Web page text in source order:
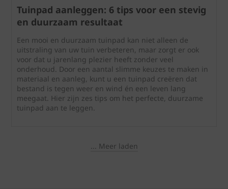
Tuinpad aanleggen: 6 tips voor een stevig
en duurzaam resultaat
Een mooi en duurzaam tuinpad kan niet alleen de
uitstraling van uw tuin verbeteren, maar zorgt er ook
voor dat u jarenlang plezier heeft zonder veel
onderhoud. Door een aantal slimme keuzes te maken in
materiaal en aanleg, kunt u een tuinpad creëren dat
bestand is tegen weer en wind én een leven lang
meegaat. Hier zijn zes tips om het perfecte, duurzame
tuinpad aan te leggen.
... Meer laden